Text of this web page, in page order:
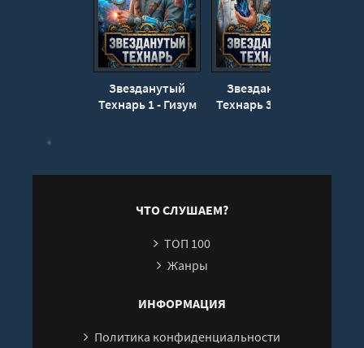
Звезданутый
Технарь 1 - Гизум
Звезданутый
Технарь 3 - Гизум
ЧТО СЛУШАЕМ?
ТОП 100
Жанры
ИНФОРМАЦИЯ
Политика конфиденциальности